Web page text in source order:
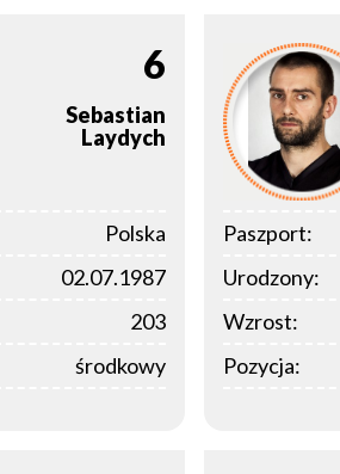
6
Sebastian
Laydych
Polska
02.07.1987
203
środkowy
Paszport:
Urodzony:
Wzrost:
Pozycja: